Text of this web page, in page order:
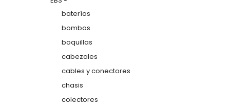
baterías
bombas
boquillas
cabezales
cables y conectores
chasis
colectores